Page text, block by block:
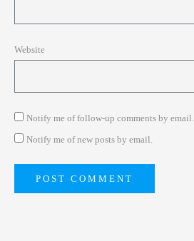
Website
Notify me of follow-up comments by email.
Notify me of new posts by email.